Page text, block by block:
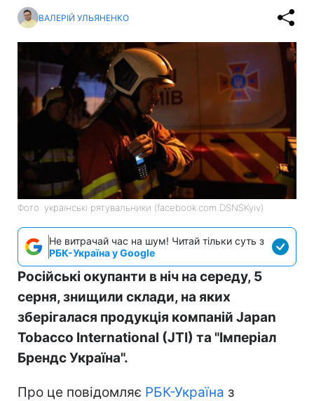
ВАЛЕРІЙ УЛЬЯНЕНКО
Фото: українські рятувальники (facebook.com DSNSKyiv)
Не витрачай час на шум! Читай тільки суть з
РБК-Україна у Google
Російські окупанти в ніч на середу, 5
серня, знищили склади, на яких
зберігалася продукція компаній Japan
Tobacco International (JTI) та "Імперіал
Брендс Україна".
Про це повідомляє РБК-Україна з